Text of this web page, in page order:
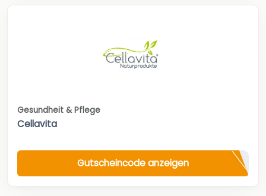
Gesundheit & Pflege
Cellavita
Gutscheincode anzeigen